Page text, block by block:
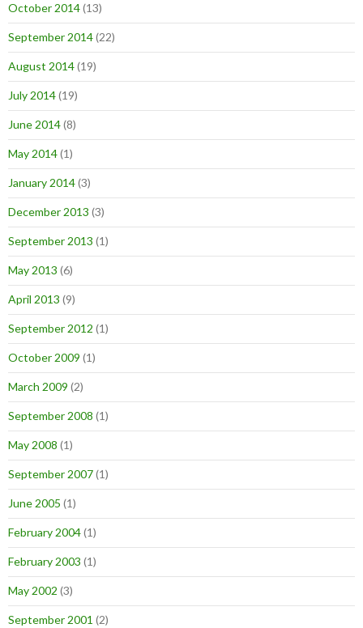
October 2014(13)
September 2014(22)
August 2014(19)
July 2014(19)
June 2014(8)
May 2014(1)
January 2014(3)
December 2013 (3)
September 2013 (1)
May 2013 (6)
April 2013 (9)
September 2012 (1)
October 2009 (1)
March 2009 (2)
September 2008 (1)
May 2008 (1)
September 2007(1)
June 2005 (1)
February 2004(1)
February 2003 (1)
May 2002 (3)
September 2001 (2)